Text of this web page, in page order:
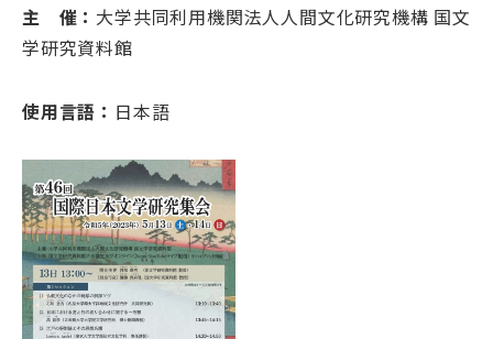
国文研について
古典 デジラボ
お問い合わせ
English
主 催： 大学共同利用機関法人人間文化研究機構 国文
学研究資料館
使用言語： 日本語